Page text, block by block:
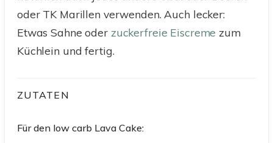
oder TK Marillen verwenden. Auch lecker:
Etwas Sahne oder zuckerfreie Eiscreme zum
Küchlein und fertig.
ZUTATEN
Für den low carb Lava Cake: